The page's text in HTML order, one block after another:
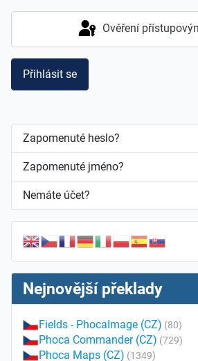
Ověření
Přihlásit se
Zapomenuté heslo?
Zapomenuté jméno?
Nemáte účet?
Nejnovější překlady
Fields - PhocaImage (CZ) (80)
Phoca Commander (CZ) (729)
Phoca Maps (CZ) (1349)